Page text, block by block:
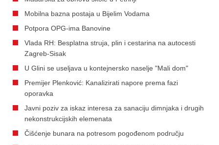
Mobilna bazna postaja u Bijelim Vodama
Potpora OPG-ima Banovine
Vlada RH: Besplatna struja, plin i cestarina na autocesti
Zagreb-Sisak
U Glini se useljava u kontejnersko naselje "Mali dom"
Premijer Plenković: Kanalizirati napore prema fazi
oporavka
Javni poziv za iskaz interesa za sanaciju dimnjaka i drugih
nekonstrukcijskih elemenata
Čišćenje bunara na potresom pogođenom području